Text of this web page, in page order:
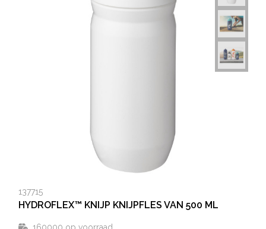
137715
HYDROFLEX™ KNIJP KNIJPFLES VAN 500 ML